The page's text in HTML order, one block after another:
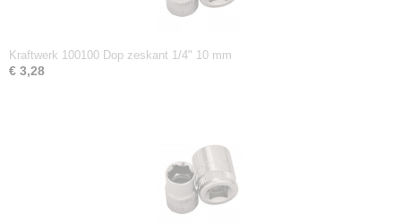
Kraftwerk 100100 Dop zeskant 1/4" 10 mm
€ 3,28